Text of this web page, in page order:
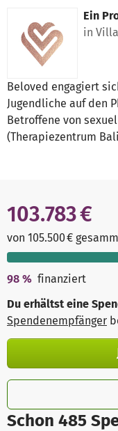
Ein
in
Beloved engagiert
Jugendliche auf den
Betroffene von
(Therapiezentrum
Schon 485
103.783 €
von 105.500 €
98 % finanziert
Du erhältst eine
Spendenempfänger